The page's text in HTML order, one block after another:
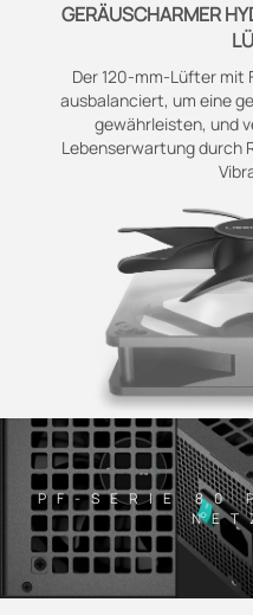
GERÄUSCHARMER
Der 120-mm-Lüfter mit
ausbalanciert, um eine
gewährleisten, und
Lebenserwartung durch
PF-SERIE 80